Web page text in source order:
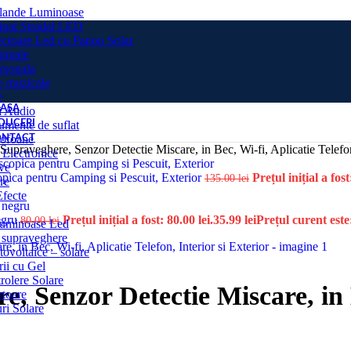
Luminoase
Stradal LED
Led cu Panou Solar
muzicale
Audio
de suflat
Led
– solare
cu Gel
Solare
Solare
Senzor Detectie Miscare, in Bec, Wi-fi, Aplicatie
pentru Camping si Pescuit, Exterior135.00lei Prețul inițial a
80.00lei Prețul inițial a fost: 80.00 lei.35.99 leiPrețul curent
Senzor Detectie Miscare,